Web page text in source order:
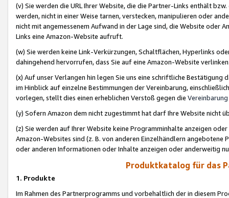
(v) Sie werden die URL Ihrer Website, die die Partner-Links enthält
werden, nicht in einer Weise tarnen, verstecken, manipulieren oder
nicht mit angemessenem Aufwand in der Lage sind, die Website oder
Links eine Amazon-Website aufruft.
(w) Sie werden keine Link-Verkürzungen, Schaltflächen, Hyperlinks
dahingehend hervorrufen, dass Sie auf eine Amazon-Website
(x) Auf unser Verlangen hin legen Sie uns eine schriftliche
im Hinblick auf einzelne Bestimmungen der Vereinbarung,
vorlegen, stellt dies einen erheblichen Verstoß gegen die Vereinbarung
(y) Sofern Amazon dem nicht zugestimmt hat darf Ihre Website nicht
(z) Sie werden auf Ihrer Website keine Programminhalte anzeigen
Amazon-Websites sind (z. B. von anderen Einzelhändlern
oder anderen Informationen oder Inhalte anzeigen oder anderweitig
Produktkatalog für das
1. Produkte
Im Rahmen des Partnerprogramms und vorbehaltlich der in diesem